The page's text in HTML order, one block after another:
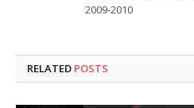
2009-2010
RELATED POSTS